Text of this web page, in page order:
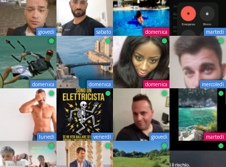
giovedì sabato domenica martedì
domenica domenica domenica mercoledì
lunedì venerdì giovedì martedì